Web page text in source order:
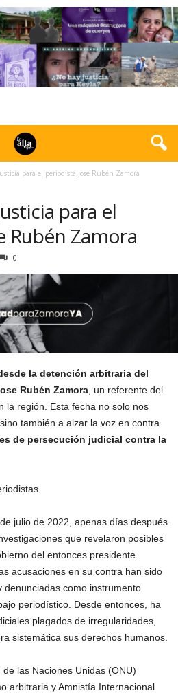
para el periodista Jose Rubén Zamora
para el
Rubén Zamora
0
la detención arbitraria del
Rubén Zamora , un referente del
la región. Esta fecha no solo nos
también a alzar la voz en contra
de persecución judicial contra la
julio de 2022, apenas días después
que revelaron posibles
del entonces presidente
acusaciones en su contra han sido
denunciadas como instrumento
periodístico. Desde entonces, ha
plagados de irregularidades,
sistemática sus derechos humanos.
las Naciones Unidas (ONU)
arbitraria y Amnistía Internacional